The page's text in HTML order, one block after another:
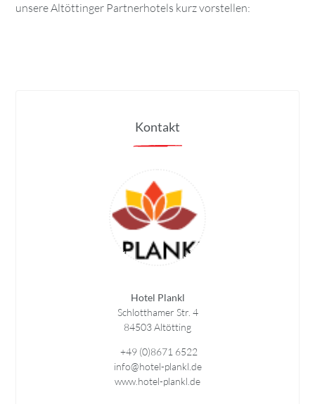
unsere Altöttinger Partnerhotels kurz vorstellen:
Kontakt
Hotel Plankl
Schlotthamer Str. 4
84503 Altötting
+49 (0)8671 6522
info@hotel-plankl.de
www.hotel-plankl.de